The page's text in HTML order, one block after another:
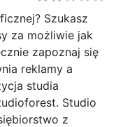
Szukasz
za możliwie jak
zapoznaj się
reklamy a
studia
Studio
z